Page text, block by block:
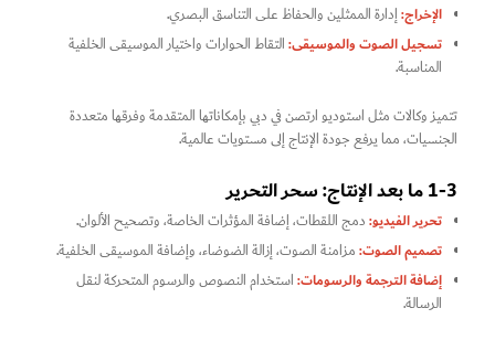
الإخراج:إدارة الممثلين والحفاظ على التناسق البصري.
تسجيل الصوت والموسيقى:التقاط الحوارات واختيار الموسيقى الخلفية
المناسبة.
تتميز وكالات مثل استودیو ارتصن في دبي بإمكاناتها المتقدمة وفرقها متعددة
الجنسيات، مما يرفع جودة الإنتاج إلى مستويات عالمية.
1-3 ما بعد الإنتاج: سحر التحرير
تحرير الفيديو:دمج اللقطات، إضافة المؤثرات الخاصة، وتصحيح الألوان.
تصميم الصوت:مزامنة الصوت، إزالة الضوضاء، وإضافة الموسيقى الخلفية.
إضافة الترجمة والرسومات:استخدام النصوص والرسوم المتحركة لنقل
الرسالة.